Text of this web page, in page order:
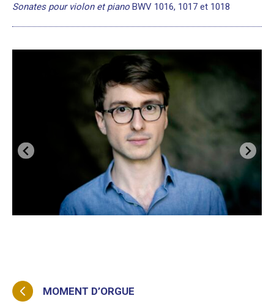
Sonates pour violon et piano BWV 1016, 1017 et 1018
MOMENT D’ORGUE